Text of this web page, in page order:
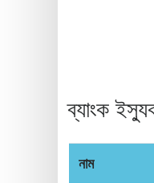
Credit
Card
Validator
ব্যাংক
নাম